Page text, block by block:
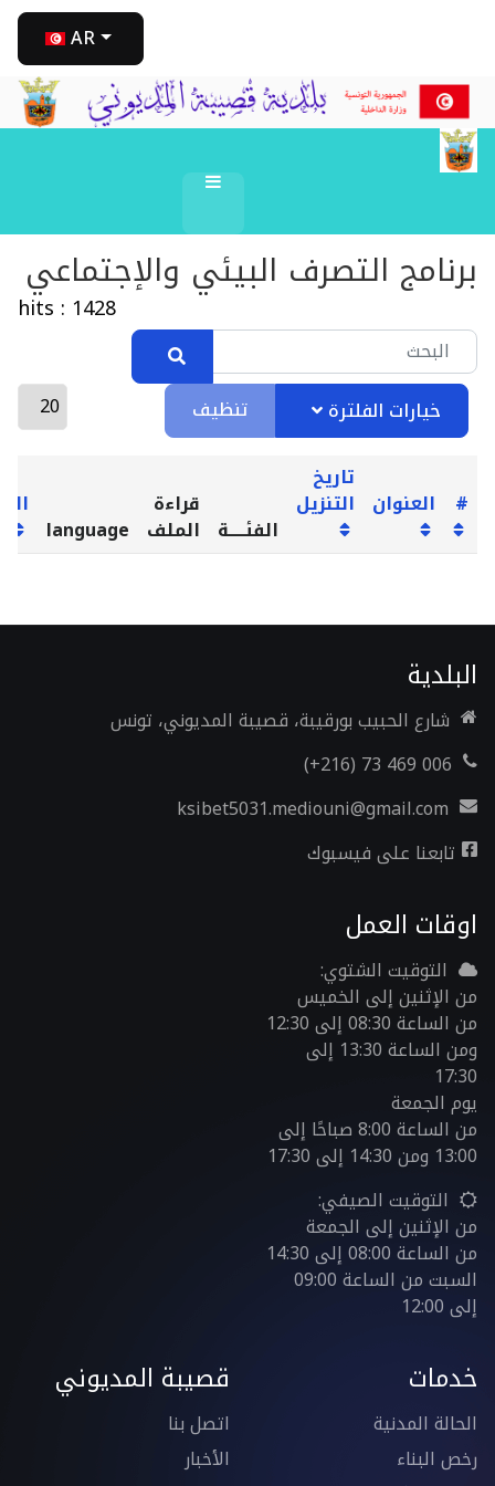
AR
برنامج التصرف البيئي والإجتماعي
hits : 1428
خيارات الفلترة تنظيف
# العنوان
تاريخ
التنزيل
الفئـــــة
قراءة
الملف language
البلدية
شارع الحبيب بورقيبة، قصيبة المديوني، تونس
006 469 73 (216+)
ksibet5031.mediouni@gmail.com
تابعنا على فيسبوك
اوقات العمل
التوقيت الشتوي:
من الإثنين إلى الخميس
من الساعة 08:30 إلى 12:30
ومن الساعة 13:30 إلى
17:30
يوم الجمعة
من الساعة 8:00 صباحًا إلى
13:00 ومن 14:30 إلى 17:30
التوقيت الصيفي:
من الإثنين إلى الجمعة
من الساعة 08:00 إلى 14:30
السبت من الساعة 09:00
إلى 12:00
خدمات
الحالة المدنية
رخص البناء
قصيبة المديوني
اتصل بنا
الأخبار